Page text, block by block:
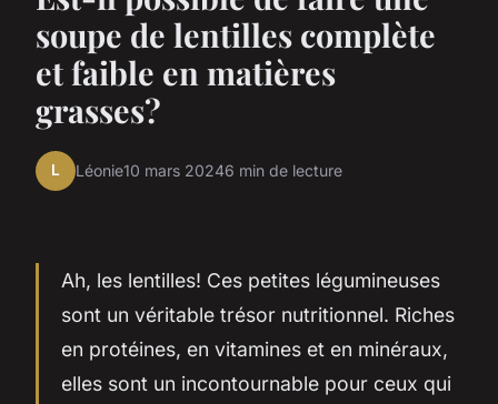
soupe de lentilles complète
et faible en matières
grasses?
L Léonie10 mars 20246 min de lecture
Ah, les lentilles! Ces petites légumineuses
sont un véritable trésor nutritionnel. Riches
en protéines, en vitamines et en minéraux,
elles sont un incontournable pour ceux qui